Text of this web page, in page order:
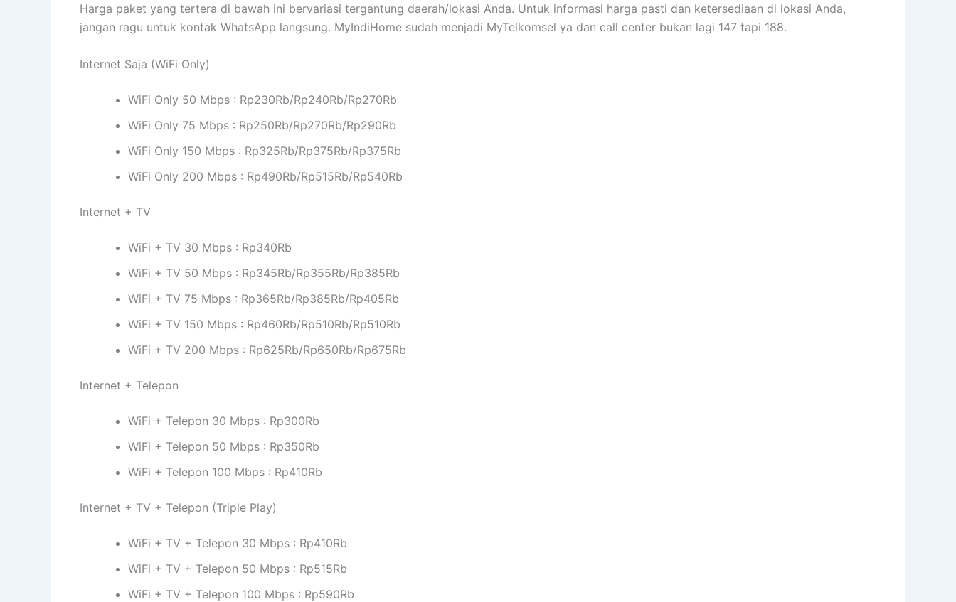
Harga paket yang tertera di bawah ini bervariasi tergantung daerah/lokasi Anda. Untuk informasi harga pasti dan ketersediaan di lokasi Anda,
jangan ragu untuk kontak WhatsApp langsung. MyIndiHome sudah menjadi MyTelkomsel ya dan call center bukan lagi 147 tapi 188.
Internet Saja (WiFi Only)
WiFi Only 50 Mbps : Rp230Rb/Rp240Rb/Rp270Rb
WiFi Only 75 Mbps : Rp250Rb/Rp270Rb/Rp290Rb
WiFi Only 150 Mbps : Rp325Rb/Rp375Rb/Rp375Rb
WiFi Only 200 Mbps : Rp490Rb/Rp515Rb/Rp540Rb
Internet + TV
WiFi + TV 30 Mbps : Rp340Rb
WiFi + TV 50 Mbps : Rp345Rb/Rp355Rb/Rp385Rb
WiFi + TV 75 Mbps : Rp365Rb/Rp385Rb/Rp405Rb
WiFi + TV 150 Mbps : Rp460Rb/Rp510Rb/Rp510Rb
WiFi + TV 200 Mbps : Rp625Rb/Rp650Rb/Rp675Rb
Internet + Telepon
WiFi + Telepon 30 Mbps : Rp300Rb
WiFi + Telepon 50 Mbps : Rp350Rb
WiFi + Telepon 100 Mbps : Rp410Rb
Internet + TV + Telepon (Triple Play)
WiFi + TV + Telepon 30 Mbps : Rp410Rb
WiFi + TV + Telepon 50 Mbps : Rp515Rb
WiFi + TV + Telepon 100 Mbps : Rp590Rb